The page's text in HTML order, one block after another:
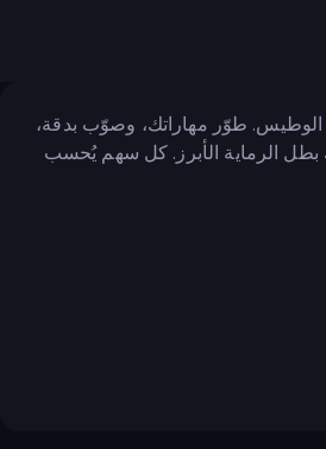
الوطيس. طوّر مهاراتك، وصوّب بدقة،
بطل الرماية الأبرز. كل سهم يُحسب